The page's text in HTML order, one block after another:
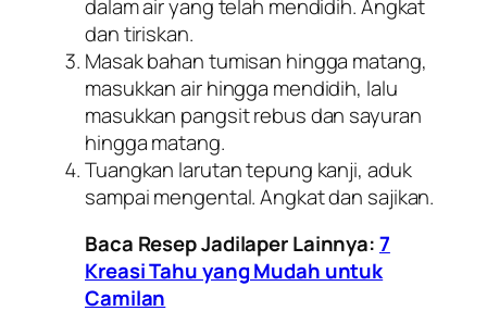
dalam air yang telah mendidih. Angkat
dan tiriskan.
Masak bahan tumisan hingga matang,
masukkan air hingga mendidih, lalu
masukkan pangsit rebus dan sayuran
hingga matang.
Tuangkan larutan tepung kanji, aduk
sampai mengental. Angkat dan sajikan.
Baca Resep Jadilaper Lainnya:7
Kreasi Tahu yang Mudah untuk
Camilan